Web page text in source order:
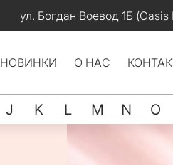
ул. Богдан Воевод 1Б
НОВИНКИ О НАС
J K L M N O